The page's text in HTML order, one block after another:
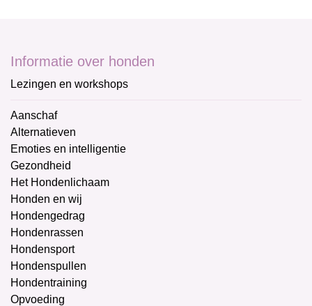
Informatie over honden
Lezingen en workshops
Aanschaf
Alternatieven
Emoties en intelligentie
Gezondheid
Het Hondenlichaam
Honden en wij
Hondengedrag
Hondenrassen
Hondensport
Hondenspullen
Hondentraining
Opvoeding